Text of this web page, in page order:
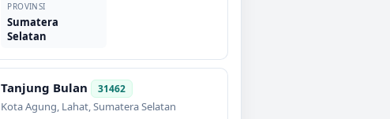
PROVINSI
Sumatera
Selatan
Tanjung Bulan 31462
Kota Agung, Lahat,Sumatera Selatan